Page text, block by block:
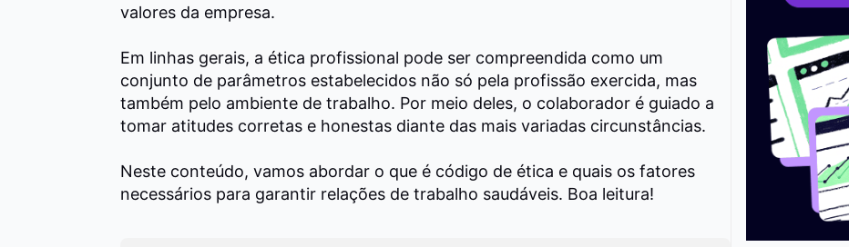
valores da empresa.
Em linhas gerais, a ética profissional pode ser compreendida como um
conjunto de parâmetros estabelecidos não só pela profissão exercida, mas
também pelo ambiente de trabalho. Por meio deles, o colaborador é guiado a
tomar atitudes corretas e honestas diante das mais variadas circunstâncias.
Neste conteúdo, vamos abordar o que é código de ética e quais os fatores
necessários para garantir relações de trabalho saudáveis. Boa leitura!